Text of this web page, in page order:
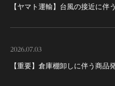
【ヤマト運輸】台風の接近に伴
2026.07.03
【重要】倉庫棚卸しに伴う商品